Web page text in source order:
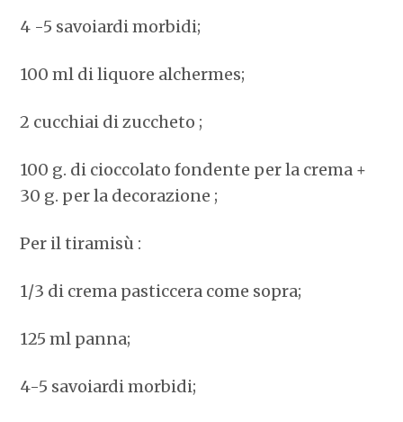
4 -5 savoiardi morbidi;
100 ml di liquore alchermes;
2 cucchiai di zuccheto ;
100 g. di cioccolato fondente per la crema +
30 g. per la decorazione ;
Per il tiramisù :
1/3 di crema pasticcera come sopra;
125 ml panna;
4-5 savoiardi morbidi;